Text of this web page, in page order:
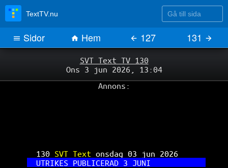
SVT Text TV 130
Ons 3 jun 2026, 13:04
Annons:
130 SVT Text onsdag 03 jun 2026
UTRIKES PUBLICERAD 3 JUNI
TextTV.nu Gå till sida
Sidor Hem 127 131